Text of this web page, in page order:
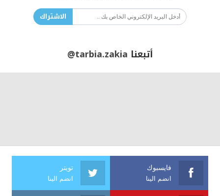
الاشتراك
أتبعنا @tarbia.zakia
فايسبوك
انضم الينا
تويتر
انضم الينا